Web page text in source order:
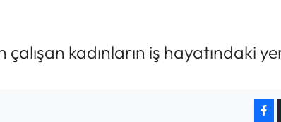
kadınların iş hayatındaki